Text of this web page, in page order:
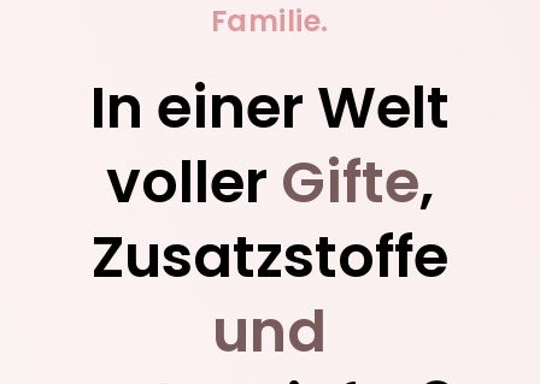
Familie.
In einer Welt
voller Gifte,
Zusatzstoffe
und